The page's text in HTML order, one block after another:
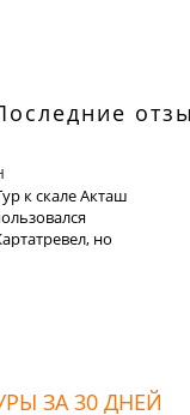
к скале Акташ
но
понять,
платформа для
Хочу отметить
сайт и
заявки на тур
ЗА 30 ДНЕЙ